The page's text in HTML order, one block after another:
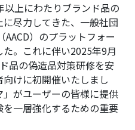
以上にわたりブランド品の
尽力してきた、一般社団
）のプラットフォー
。これに伴い2025年9月
品の偽造品対策研修を安
けに初開催いたしまし
がユーザーの皆様に提供
一層強化するための重要